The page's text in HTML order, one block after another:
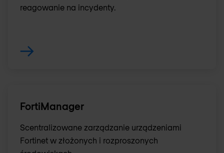
reagowanie na incydenty.
FortiManager
Scentralizowane zarządzanie urządzeniami
Fortinet w złożonych i rozproszonych